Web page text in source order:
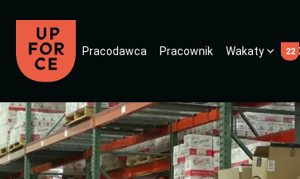
Pracodawca Pracownik Wakaty 22